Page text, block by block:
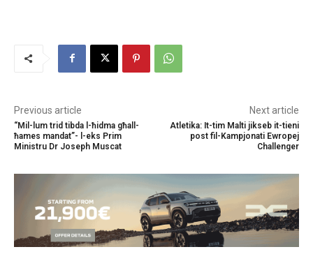
Previous article
“Mil-lum trid tibda l-ħidma għall-
ħames mandat”- l-eks Prim
Ministru Dr Joseph Muscat
Next article
Atletika: It-tim Malti jikseb it-tieni
post fil-Kampjonati Ewropej
Challenger